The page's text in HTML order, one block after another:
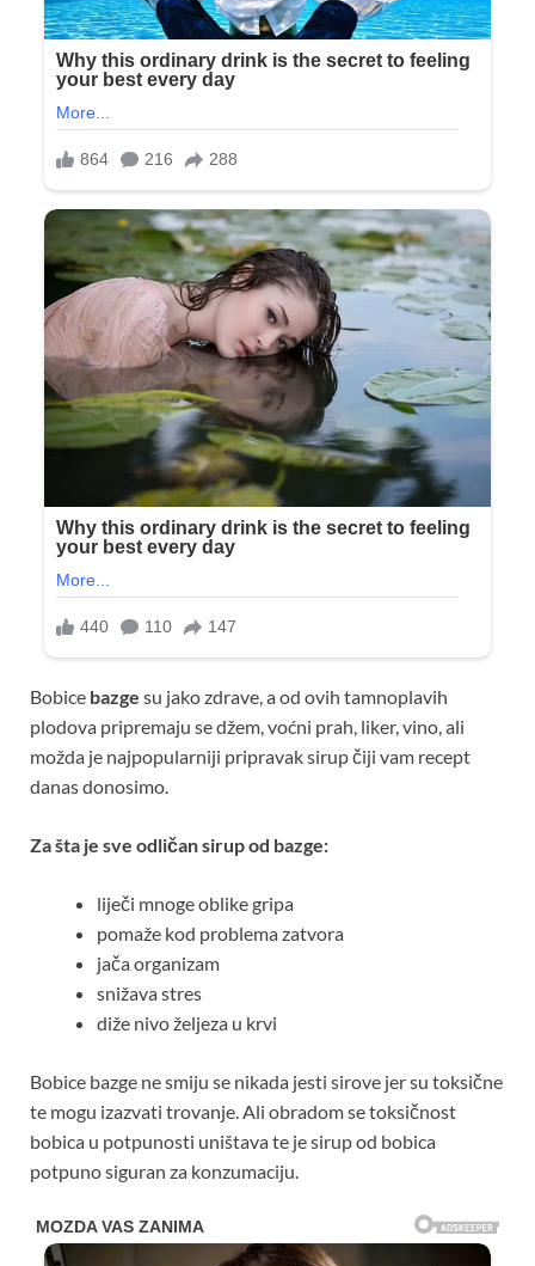
Bobice bazge su jako zdrave, a od ovih tamnoplavih
plodova pripremaju se džem, voćni prah, liker, vino, ali
možda je najpopularniji pripravak sirup čiji vam recept
danas donosimo.
Za šta je sve odličan sirup od bazge:
liječi mnoge oblike gripa
pomaže kod problema zatvora
jača organizam
snižava stres
diže nivo željeza u krvi
Bobice bazge ne smiju se nikada jesti sirove jer su toksične
te mogu izazvati trovanje. Ali obradom se toksičnost
bobica u potpunosti uništava te je sirup od bobica
potpuno siguran za konzumaciju.